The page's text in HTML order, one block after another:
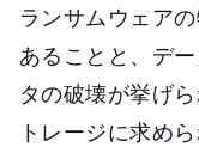
ランサムウェア
あることと、デ
タの破壊が挙げ
トレージに求め